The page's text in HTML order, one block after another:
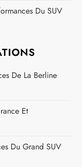
Du SUV
De La Berline
Et
Du Grand SUV